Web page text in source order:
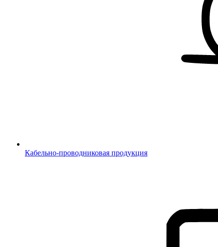
Кабельно-проводниковая продукция